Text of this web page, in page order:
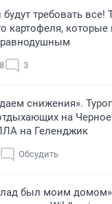
требовать все!
картофеля, которые
равнодушным
3
снижения».
на
на Геленджик
Обсудить
был моим